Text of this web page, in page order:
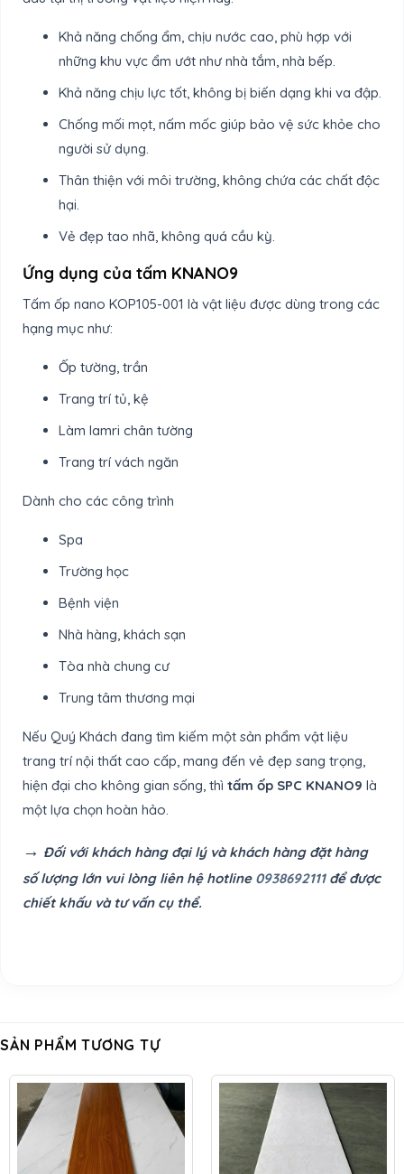
Khả năng chống ẩm, chịu nước cao, phù hợp với
những khu vực ẩm ướt như nhà tắm, nhà bếp.
Khả năng chịu lực tốt, không bị biến dạng khi va đập.
Chống mối mọt, nấm mốc giúp bảo vệ sức khỏe cho
người sử dụng.
Thân thiện với môi trường, không chứa các chất độc
hại.
Vẻ đẹp tao nhã, không quá cầu kỳ.
Ứng dụng của tấm KNANO9
Tấm ốp nano KOP105-001 là vật liệu được dùng trong các
hạng mục như:
Ốp tường, trần
Trang trí tủ, kệ
Làm lamri chân tường
Trang trí vách ngăn
Dành cho các công trình
Spa
Trường học
Bệnh viện
Nhà hàng, khách sạn
Tòa nhà chung cư
Trung tâm thương mại
Nếu Quý Khách đang tìm kiếm một sản phẩm vật liệu
trang trí nội thất cao cấp, mang đến vẻ đẹp sang trọng,
hiện đại cho không gian sống, thì tấm ốp SPC KNANO9 là
một lựa chọn hoàn hảo.
→ Đối với khách hàng đại lý và khách hàng đặt hàng
số lượng lớn vui lòng liên hệ hotline 0938692111để được
chiết khấu và tư vấn cụ thể.
SẢN PHẨM TƯƠNG TỰ